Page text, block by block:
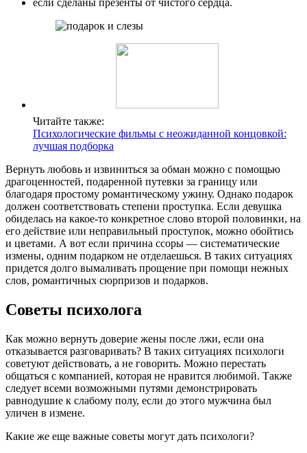
если сделаны презенты от чистого сердца.
Читайте также:
Психологические фильмы с неожиданной концовкой:
лучшая подборка
Вернуть любовь и извиниться за обман можно с помощью
драгоценностей, подаренной путевки за границу или
благодаря простому романтическому ужину. Однако подарок
должен соответствовать степени проступка. Если девушка
обиделась на какое-то конкретное слово второй половинки, на
его действие или неправильный проступок, можно обойтись
и цветами. А вот если причина ссоры — систематические
измены, одним подарком не отделаешься. В таких ситуациях
придется долго вымаливать прощение при помощи нежных
слов, романтичных сюрпризов и подарков.
Советы психолога
Как можно вернуть доверие жены после лжи, если она
отказывается разговаривать? В таких ситуациях психологи
советуют действовать, а не говорить. Можно перестать
общаться с компанией, которая не нравится любимой. Также
следует всеми возможными путями демонстрировать
равнодушие к слабому полу, если до этого мужчина был
уличен в измене.
Какие же еще важные советы могут дать психологи?